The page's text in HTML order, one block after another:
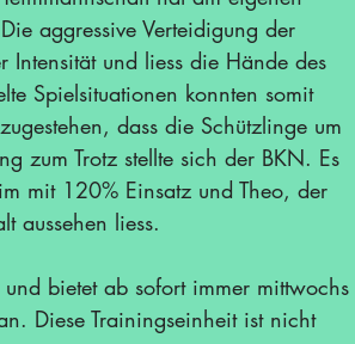
aggressive Verteidigung der
Intensität und liess die Hände des
Spielsituationen konnten somit
dass die Schützlinge um
zum Trotz stellte sich der BKN. Es
mit 120% Einsatz und Theo, der
aussehen liess.
bietet ab sofort immer mittwochs
Diese Trainingseinheit ist nicht